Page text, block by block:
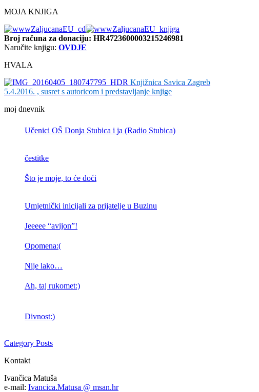
MOJA KNJIGA
Broj računa za donaciju: HR4723600003215246981
Naručite knjigu: OVDJE
HVALA
Knjižnica Savica Zagreb
5.4.2016. , susret s autoricom i predstavljanje knjige
moj dnevnik
Učenici OŠ Donja Stubica i ja (Radio Stubica)
čestitke
Što je moje, to će doći
Umjetnički inicijali za prijatelje u Buzinu
Jeeeee “avijon”!
Opomena:(
Nije lako…
Ah, taj rukomet:)
Divnost:)
Category Posts
Kontakt
Ivančica Matuša
e-mail: Ivancica.Matusa @ msan.hr